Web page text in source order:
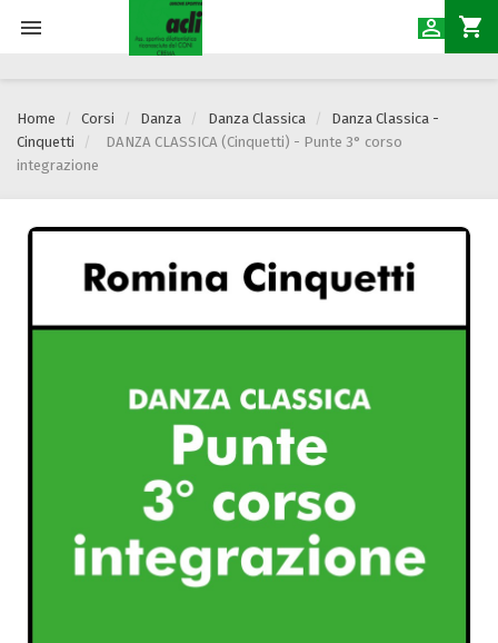
 shopping_cart

Home Corsi Danza Danza Classica
Danza Classica -
Cinquetti
DANZA CLASSICA (Cinquetti) - Punte 3° corso
integrazione